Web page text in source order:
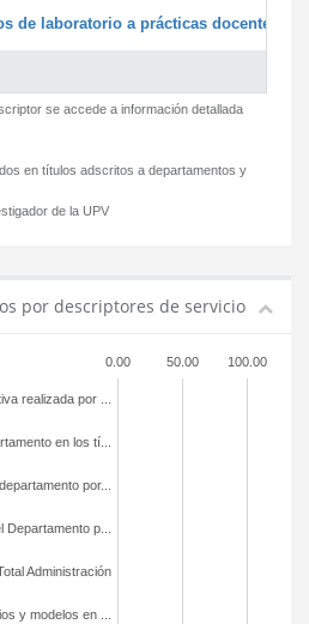
de laboratorio a prácticas docentes y
se accede a información detallada
en títulos adscritos a departamentos y
de la UPV
por descriptores de servicio
0.00 50.00 100.00
y modelos en ...
Administración
p...
por...
en los tí...
realizada por ...